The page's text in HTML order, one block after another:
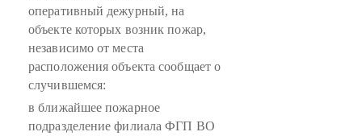
оперативный дежурный, на
объекте которых возник пожар,
независимо от места
расположения объекта сообщает о
случившемся:
в ближайшее пожарное
подразделение филиала ФГП ВО